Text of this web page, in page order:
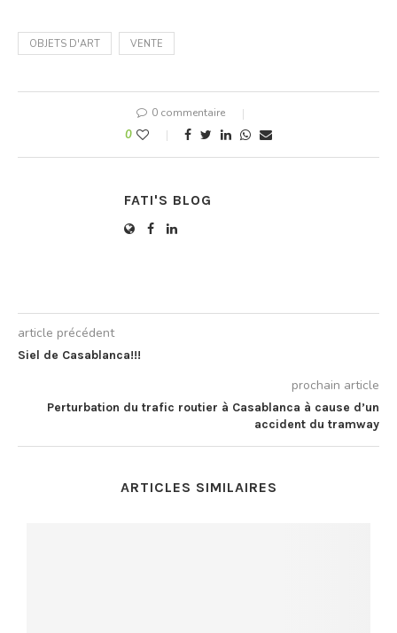
OBJETS D'ART VENTE
0 commentaire
0
FATI'S BLOG
article précédent
Siel de Casablanca!!!
prochain article
Perturbation du trafic routier à Casablanca à cause d’un
accident du tramway
ARTICLES SIMILAIRES